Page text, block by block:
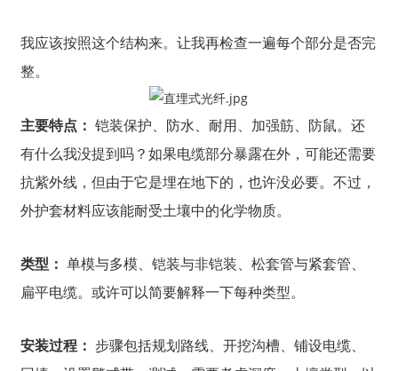
我应该按照这个结构来。让我再检查一遍每个部分是否完
整。
主要特点： 铠装保护、防水、耐用、加强筋、防鼠。还
有什么我没提到吗？如果电缆部分暴露在外，可能还需要
抗紫外线，但由于它是埋在地下的，也许没必要。不过，
外护套材料应该能耐受土壤中的化学物质。
类型： 单模与多模、铠装与非铠装、松套管与紧套管、
扁平电缆。或许可以简要解释一下每种类型。
安装过程： 步骤包括规划路线、开挖沟槽、铺设电缆、